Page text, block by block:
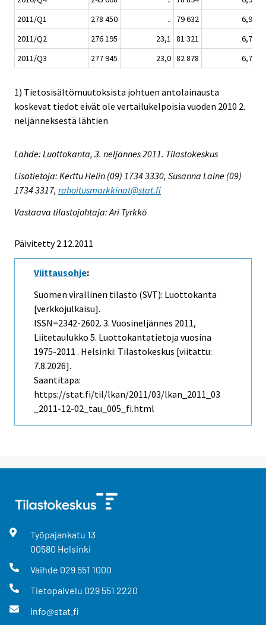
2011/Q1
278 450 .. 79 632 6,9
2011/Q2
276 195 23,1 81 321 6,7
2011/Q3
277 945 23,0 82 878 6,7
1) Tietosisältömuutoksista johtuen antolainausta
koskevat tiedot eivät ole vertailukelpoisia vuoden 2010 2.
neljänneksestä lähtien
Lähde: Luottokanta, 3. neljännes 2011. Tilastokeskus
Lisätietoja: Kerttu Helin (09) 1734 3330, Susanna Laine (09)
1734 3317, rahoitusmarkkinat@stat.fi
Vastaava tilastojohtaja: Ari Tyrkkö
Päivitetty 2.12.2011
Viittausohje:
Suomen virallinen tilasto (SVT): Luottokanta
[verkkojulkaisu].
ISSN=2342-2602. 3. Vuosineljännes 2011,
Liitetaulukko 5. Luottokantatietoja vuosina
1975-2011 . Helsinki: Tilastokeskus [viitattu:
7.8.2026].
Saantitapa:
https://stat.fi/til/lkan/2011/03/lkan_2011_03
_2011-12-02_tau_005_fi.html
Työpajankatu 13
00580 Helsinki
Vaihde 029 551 1000
Tietopalvelu 029 551 2220
info@stat.fi